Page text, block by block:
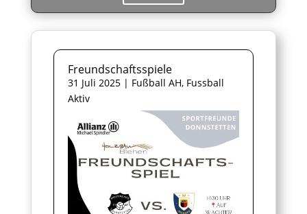
Freundschaftsspiele
31 Juli 2025| Fußball AH, Fussball
Aktiv